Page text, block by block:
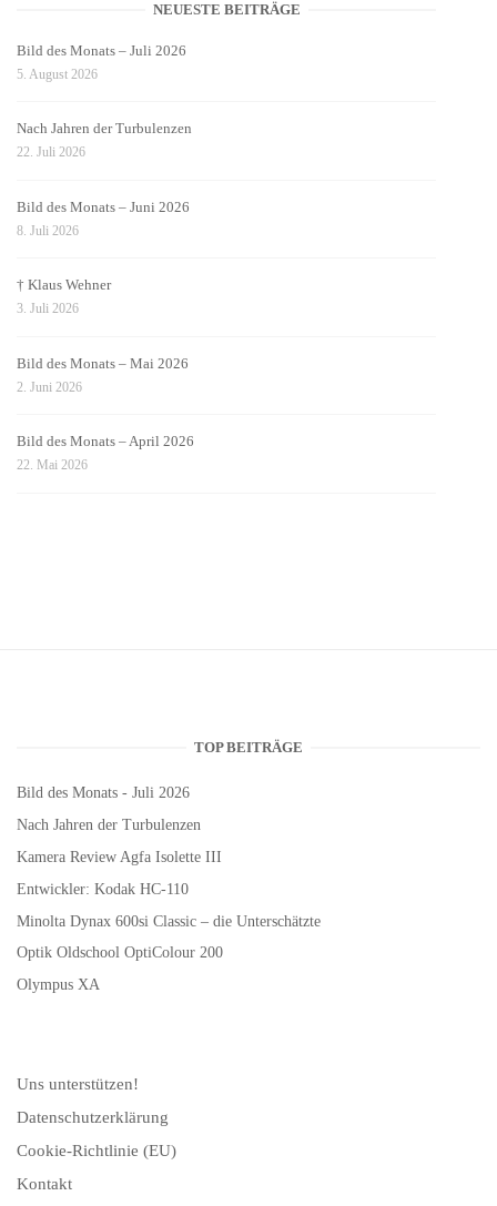
NEUESTE BEITRÄGE
Bild des Monats – Juli 2026
5. August 2026
Nach Jahren der Turbulenzen
22. Juli 2026
Bild des Monats – Juni 2026
8. Juli 2026
† Klaus Wehner
3. Juli 2026
Bild des Monats – Mai 2026
2. Juni 2026
Bild des Monats – April 2026
22. Mai 2026
TOP BEITRÄGE
Bild des Monats - Juli 2026
Nach Jahren der Turbulenzen
Kamera Review Agfa Isolette III
Entwickler: Kodak HC-110
Minolta Dynax 600si Classic – die Unterschätzte
Optik Oldschool OptiColour 200
Olympus XA
Uns unterstützen!
Datenschutzerklärung
Cookie-Richtlinie (EU)
Kontakt